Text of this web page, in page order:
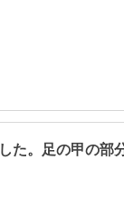
た。足の甲の部